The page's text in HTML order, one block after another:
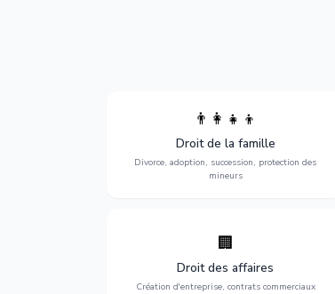
👨‍👩‍👧‍👦
Droit de la famille
Divorce, adoption, succession, protection des
mineurs
succession et protection des personnes
vulnérables.
🏢
Droit des affaires
Création d'entreprise, contrats commerciaux
Accompagnement complet pour votre
entreprise : création, contrats
commerciaux, concurrence et litiges.